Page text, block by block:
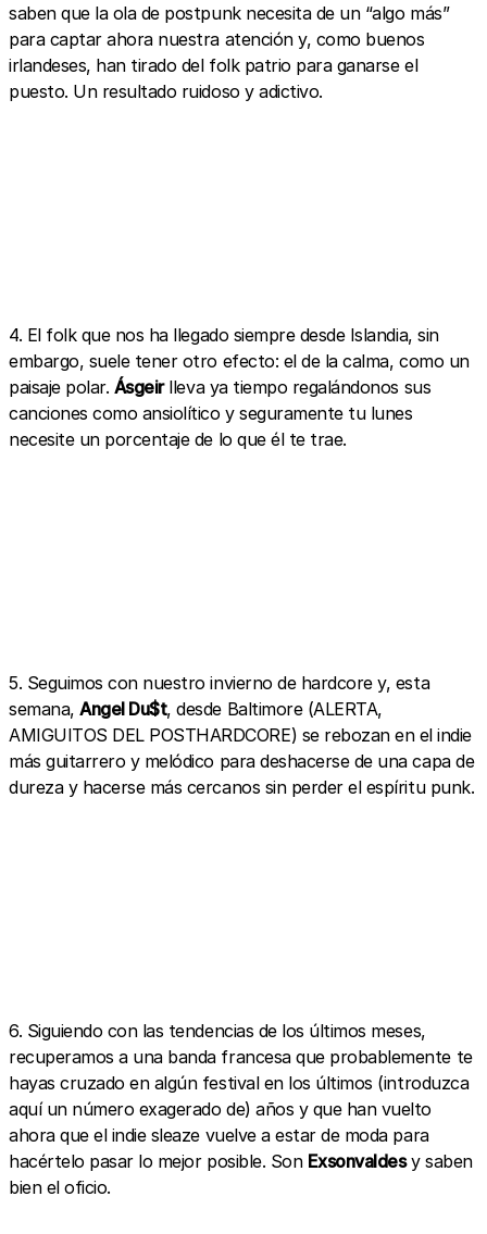
saben que la ola de postpunk necesita de un “algo más”
para captar ahora nuestra atención y, como buenos
irlandeses, han tirado del folk patrio para ganarse el
puesto. Un resultado ruidoso y adictivo.
4. El folk que nos ha llegado siempre desde Islandia, sin
embargo, suele tener otro efecto: el de la calma, como un
paisaje polar. Ásgeirlleva ya tiempo regalándonos sus
canciones como ansiolítico y seguramente tu lunes
necesite un porcentaje de lo que él te trae.
5. Seguimos con nuestro invierno de hardcore y, esta
semana,Angel Du$t, desde Baltimore (ALERTA,
AMIGUITOS DEL POSTHARDCORE) se rebozan en el indie
más guitarrero y melódico para deshacerse de una capa de
dureza y hacerse más cercanos sin perder el espíritu punk.
6. Siguiendo con las tendencias de los últimos meses,
recuperamos a una banda francesa que probablemente te
hayas cruzado en algún festival en los últimos (introduzca
aquí un número exagerado de) años y que han vuelto
ahora que el indie sleaze vuelve a estar de moda para
hacértelo pasar lo mejor posible. Son Exsonvaldesy saben
bien el oficio.